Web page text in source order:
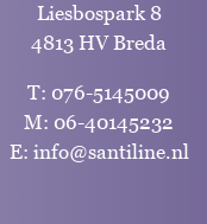
Liesbospark 8
4813 HV Breda
T: 076-5145009
M: 06-40145232
E: info@santiline.nl